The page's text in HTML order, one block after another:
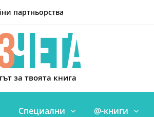
партньорства
за твоята книга
Специални @-книги